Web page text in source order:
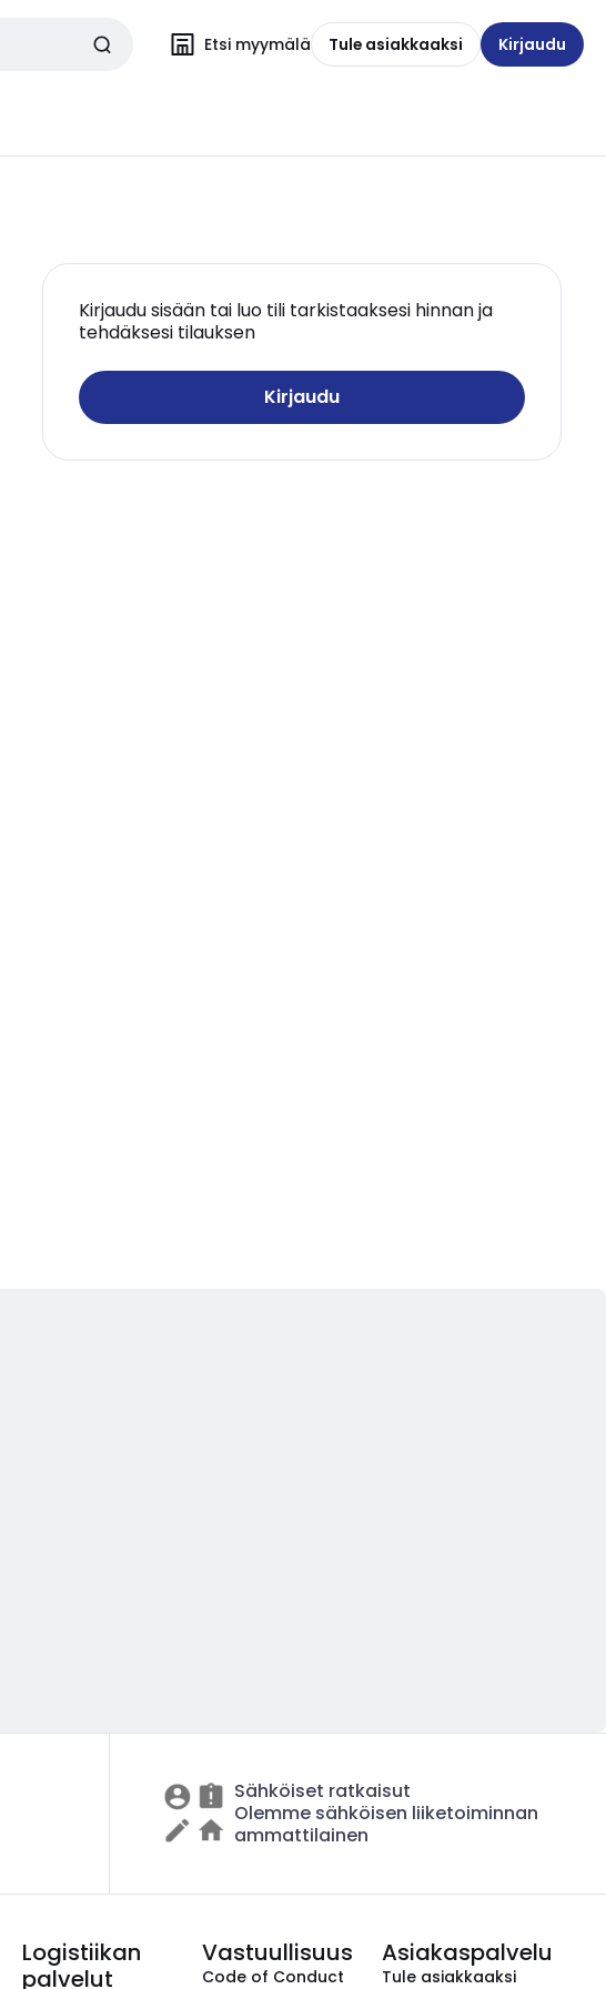
Etsi myymälä Tule asiakkaaksi Kirjaudu
Kirjaudu sisään tai luo tili tarkistaaksesi hinnan ja
tehdäksesi tilauksen
Kirjaudu
Sähköiset ratkaisut
Olemme sähköisen liiketoiminnan
ammattilainen
Logistiikan
palvelut
Vastuullisuus
Code of Conduct
Asiakaspalvelu
Tule asiakkaaksi